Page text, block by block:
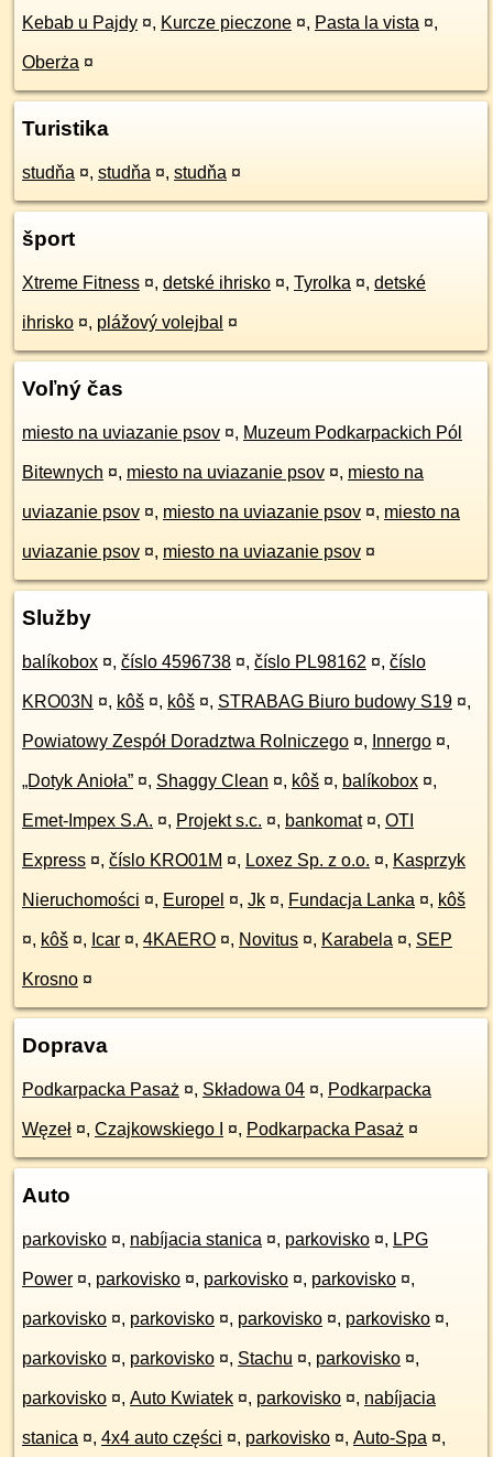
Kebab u Pajdy ¤, Kurcze pieczone ¤, Pasta la vista ¤,
Oberża ¤
Turistika
studňa ¤, studňa ¤, studňa ¤
šport
Xtreme Fitness ¤, detské ihrisko ¤, Tyrolka ¤, detské
ihrisko ¤, plážový volejbal ¤
Voľný čas
miesto na uviazanie psov ¤, Muzeum Podkarpackich Pól
Bitewnych ¤, miesto na uviazanie psov ¤, miesto na
uviazanie psov ¤, miesto na uviazanie psov ¤, miesto na
uviazanie psov ¤, miesto na uviazanie psov ¤
Služby
balíkobox ¤, číslo 4596738 ¤, číslo PL98162 ¤, číslo
KRO03N ¤, kôš ¤, kôš ¤, STRABAG Biuro budowy S19 ¤,
Powiatowy Zespół Doradztwa Rolniczego ¤, Innergo ¤,
„Dotyk Anioła” ¤, Shaggy Clean ¤, kôš ¤, balíkobox ¤,
Emet-Impex S.A. ¤, Projekt s.c. ¤, bankomat ¤, OTI
Express ¤, číslo KRO01M ¤, Loxez Sp. z o.o. ¤, Kasprzyk
Nieruchomości ¤, Europel ¤, Jk ¤, Fundacja Lanka ¤, kôš
¤, kôš ¤, Icar ¤, 4KAERO ¤, Novitus ¤, Karabela ¤, SEP
Krosno ¤
Doprava
Podkarpacka Pasaż ¤, Składowa 04 ¤, Podkarpacka
Węzeł ¤, Czajkowskiego I ¤, Podkarpacka Pasaż ¤
Auto
parkovisko ¤, nabíjacia stanica ¤, parkovisko ¤, LPG
Power ¤, parkovisko ¤, parkovisko ¤, parkovisko ¤,
parkovisko ¤, parkovisko ¤, parkovisko ¤, parkovisko ¤,
parkovisko ¤, parkovisko ¤, Stachu ¤, parkovisko ¤,
parkovisko ¤, Auto Kwiatek ¤, parkovisko ¤, nabíjacia
stanica ¤, 4x4 auto części ¤, parkovisko ¤, Auto-Spa ¤,